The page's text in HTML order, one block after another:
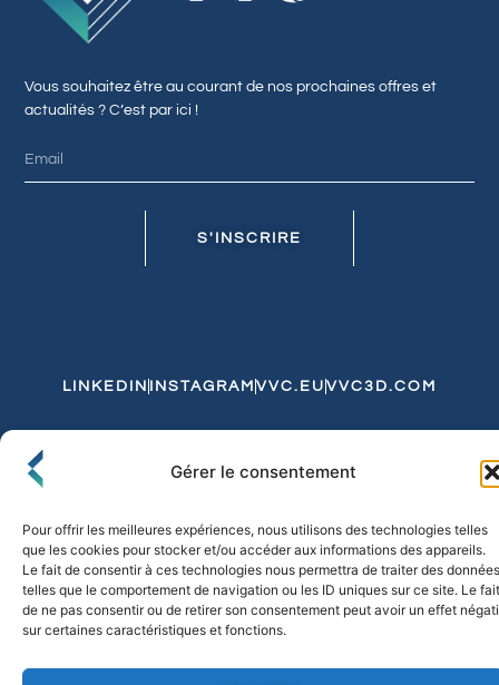
Gérer le consentement
Pour offrir les meilleures expériences, nous utilisons des technologies telles
que les cookies pour stocker et/ou accéder aux informations des appareils.
Le fait de consentir à ces technologies nous permettra de traiter des données
telles que le comportement de navigation ou les ID uniques sur ce site. Le fait
de ne pas consentir ou de retirer son consentement peut avoir un effet
sur certaines caractéristiques et fonctions.
Vous souhaitez être au courant de nos prochaines offres et
actualités ? C’est par ici !
S'INSCRIRE
LINKEDIN INSTAGRAM VVC.EU VVC3D.COM
Politique de Confidentialité et de CookiesExpédition et Livraison
© 2026 FLO & CO. All Rights Reserved